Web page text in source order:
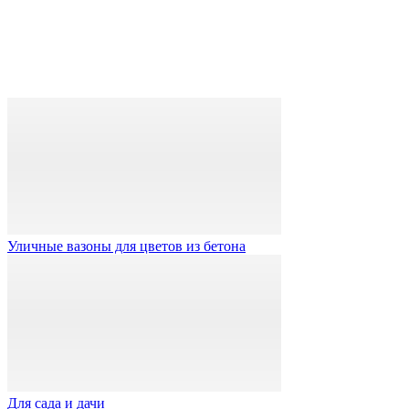
Уличные вазоны для цветов из бетона
Для сада и дачи